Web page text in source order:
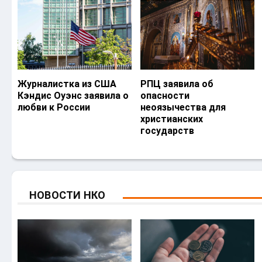
Журналистка из США
Кэндис Оуэнс заявила о
любви к России
РПЦ заявила об
опасности
неоязычества для
христианских
государств
НОВОСТИ НКО